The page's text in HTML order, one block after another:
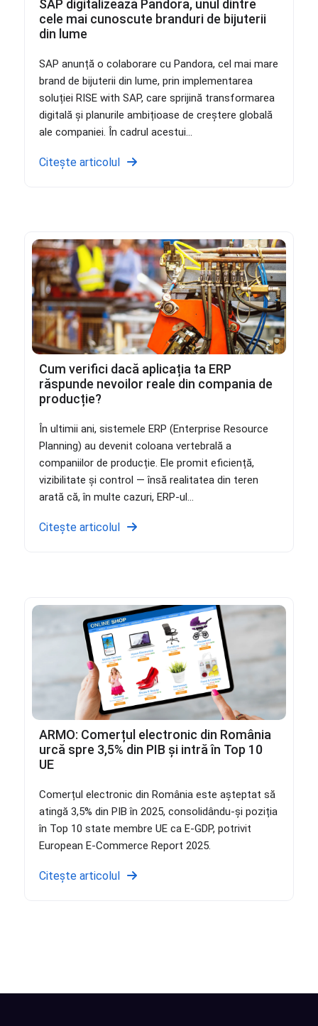
SAP digitalizează Pandora, unul dintre
cele mai cunoscute branduri de bijuterii
din lume
SAP anunță o colaborare cu Pandora, cel mai mare
brand de bijuterii din lume, prin implementarea
soluției RISE with SAP, care sprijină transformarea
digitală și planurile ambițioase de creștere globală
ale companiei. În cadrul acestui...
Citește articolul
Cum verifici dacă aplicația ta ERP
răspunde nevoilor reale din compania de
producție?
În ultimii ani, sistemele ERP (Enterprise Resource
Planning) au devenit coloana vertebrală a
companiilor de producție. Ele promit eficiență,
vizibilitate și control — însă realitatea din teren
arată că, în multe cazuri, ERP-ul...
Citește articolul
ARMO: Comerțul electronic din România
urcă spre 3,5% din PIB și intră în Top 10
UE
Comerțul electronic din România este așteptat să
atingă 3,5% din PIB în 2025, consolidându-și poziția
în Top 10 state membre UE ca E-GDP, potrivit
European E-Commerce Report 2025.
Citește articolul